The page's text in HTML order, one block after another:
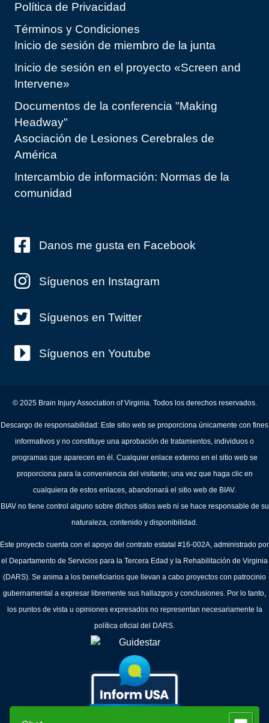
Política de Privacidad
Términos y Condiciones
Inicio de sesión de miembro de la junta
Inicio de sesión en el proyecto «Screen and
Intervene»
Documentos de la conferencia "Making
Headway"
Asociación de Lesiones Cerebrales de
América
Intercambio de información: Normas de la
comunidad
Danos me gusta en Facebook
Síguenos en Instagram
Síguenos en Twitter
Síguenos en Youtube
© 2025 Brain Injury Association of Virginia. Todos los derechos reservados.
Descargo de responsabilidad: Este sitio web se proporciona únicamente con fines
informativos y no constituye una aprobación de tratamientos, individuos o
programas que aparecen en él. Cualquier enlace externo en el sitio web se
proporciona para la conveniencia del visitante; una vez que haga clic en
cualquiera de estos enlaces, abandonará el sitio web de BIAV.
BIAV no tiene control alguno sobre dichos sitios web ni se hace responsable de su
naturaleza, contenido y disponibilidad.
Este proyecto cuenta con el apoyo del contrato estatal #16-002A, administrado por
el Departamento de Servicios para la Tercera Edad y la Rehabilitación de Virginia
(DARS). Se anima a los beneficiarios que llevan a cabo proyectos con patrocinio
gubernamental a expresar libremente sus hallazgos y conclusiones. Por lo tanto,
los puntos de vista u opiniones expresados no representan necesariamente la
política oficial del DARS.